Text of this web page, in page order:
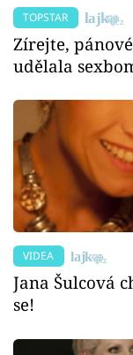
TOPSTAR
Zírejte,
udělala
VIDEA
Jana Šulcová
se!